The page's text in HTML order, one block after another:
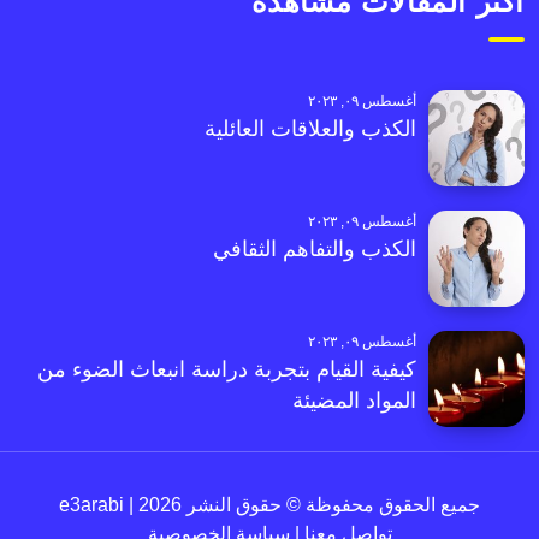
أغسطس ٠٩, ٢٠٢٣
الكذب والعلاقات العائلية
أغسطس ٠٩, ٢٠٢٣
الكذب والتفاهم الثقافي
أغسطس ٠٩, ٢٠٢٣
كيفية القيام بتجربة دراسة انبعاث الضوء من
المواد المضيئة
جميع الحقوق محفوظة © حقوق النشر 2026 | e3arabi
تواصل معنا
سياسة الخصوصية